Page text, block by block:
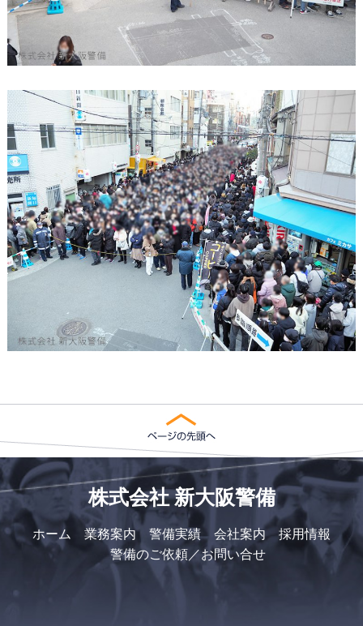
株式会社 新大阪警備
ホーム 業務案内 警備実績 会社案内
採用情報
警備のご依頼／お問い合せ